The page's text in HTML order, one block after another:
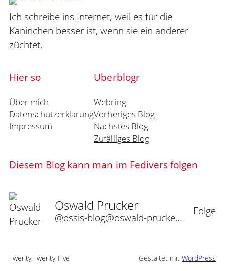
Ich schreibe ins Internet, weil es für die
Kaninchen besser ist, wenn sie ein anderer
züchtet.
Hier so
Über mich
Datenschutzerklärung
Impressum
Uberblogr
Webring
Vorheriges Blog
Nächstes Blog
Zufälliges Blog
Diesem Blog kann man im Fedivers folgen
Oswald Prucker
@ossis-blog@oswald-prucker.de
Folge
Twenty Twenty-Five Gestaltet mit WordPress